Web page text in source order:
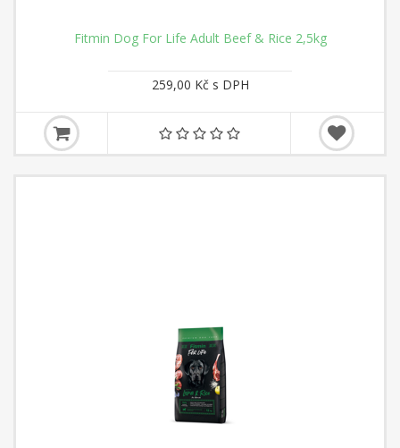
Fitmin Dog For Life Adult Beef & Rice 2,5kg
259,00 Kč s DPH